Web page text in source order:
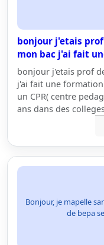
bonjour j'etais
mon bac j'ai fait
bonjour j'etais prof
j'ai fait une
un CPR( centre
ans dans des
Bonjour, je mapelle
de bepa